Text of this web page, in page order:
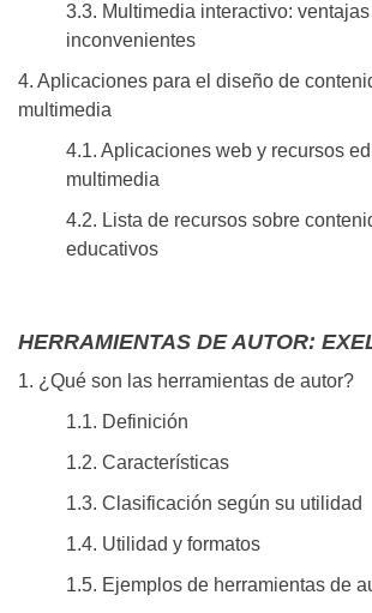
3.3. Multimedia interactivo:
inconvenientes
4. Aplicaciones para el diseño de
multimedia
4.1. Aplicaciones web y recursos
multimedia
4.2. Lista de recursos sobre
educativos
HERRAMIENTAS DE AUTOR:
1. ¿Qué son las herramientas de autor?
1.1. Definición
1.2. Características
1.3. Clasificación según su utilidad
1.4. Utilidad y formatos
1.5. Ejemplos de herramientas de